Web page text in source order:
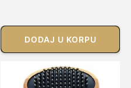
DODAJ U KORPU